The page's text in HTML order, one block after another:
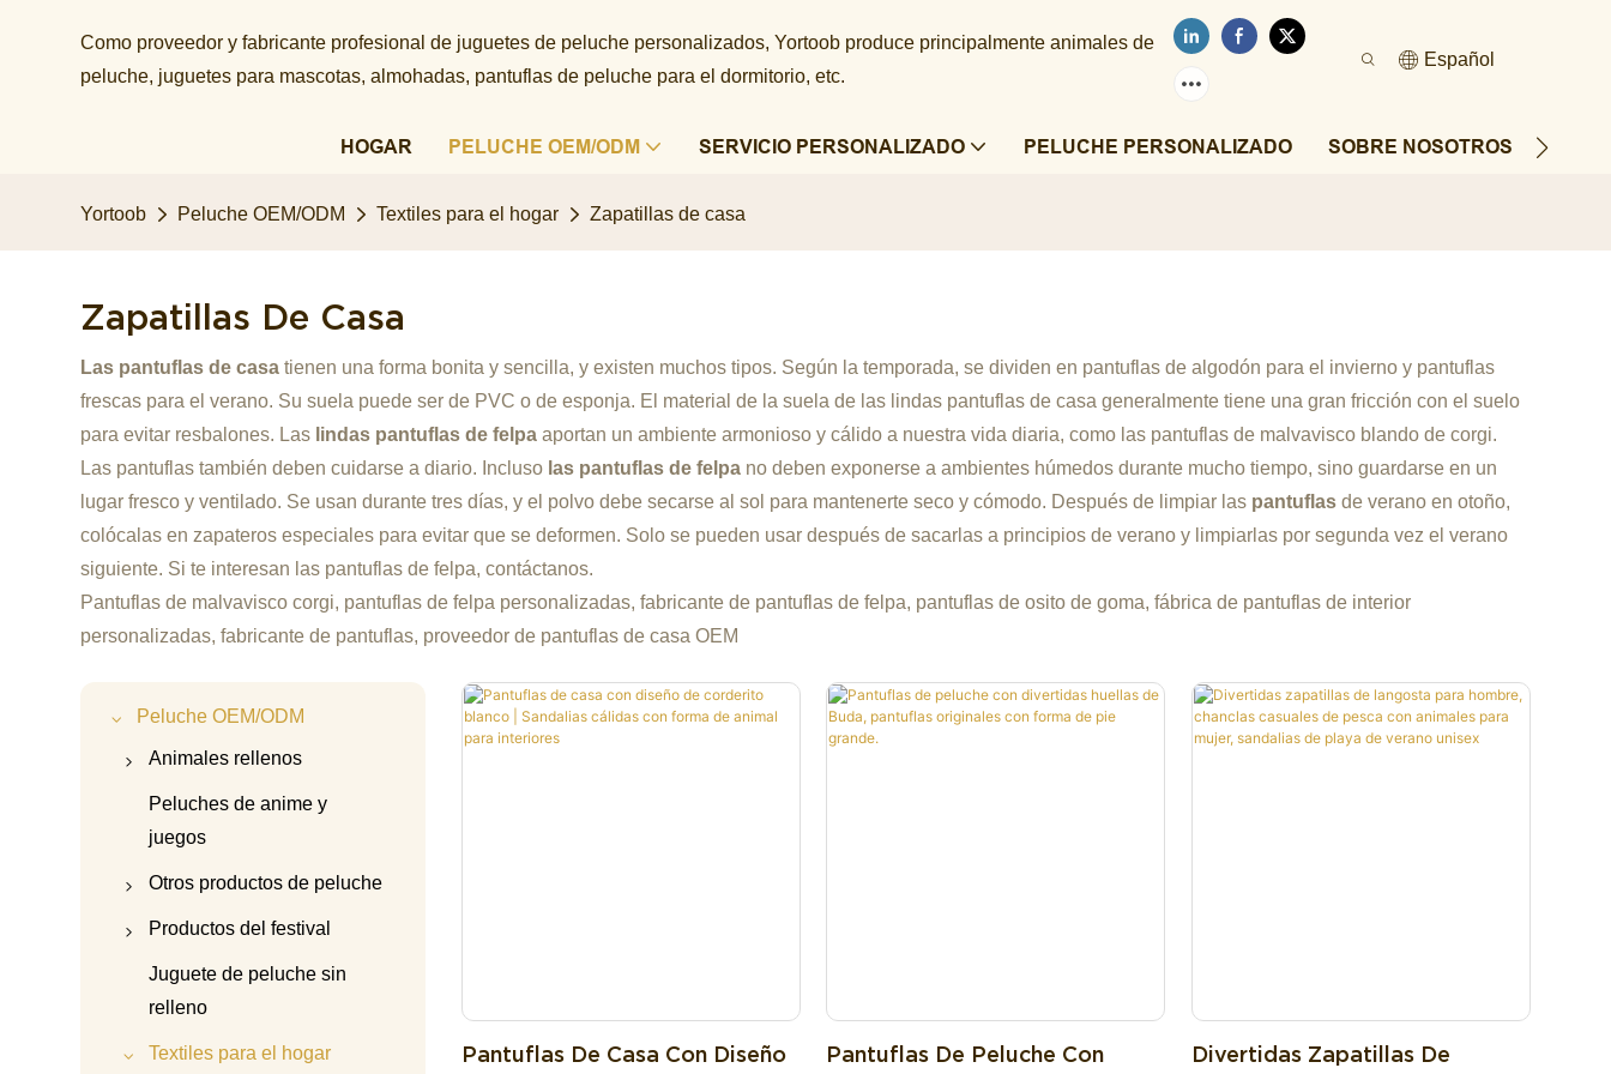
Como proveedor y fabricante profesional de juguetes de peluche personalizados, Yortoob produce principalmente animales de
peluche, juguetes para mascotas, almohadas, pantuflas de peluche para el dormitorio, etc.
Español
HOGAR PELUCHE OEM/ODM SERVICIO PERSONALIZADO PELUCHE PERSONALIZADO SOBRE NOSOTROS
Yortoob Peluche OEM/ODM Textiles para el hogar Zapatillas de casa
Zapatillas De Casa
Las pantuflas de casa tienen una forma bonita y sencilla, y existen muchos tipos. Según la temporada, se dividen en pantuflas de algodón para el invierno y pantuflas
frescas para el verano. Su suela puede ser de PVC o de esponja. El material de la suela de las lindas pantuflas de casa generalmente tiene una gran fricción con el suelo
para evitar resbalones. Las lindas pantuflas de felpa aportan un ambiente armonioso y cálido a nuestra vida diaria, como las pantuflas de malvavisco blando de corgi.
Las pantuflas también deben cuidarse a diario. Incluso las pantuflas de felpa no deben exponerse a ambientes húmedos durante mucho tiempo, sino guardarse en un
lugar fresco y ventilado. Se usan durante tres días, y el polvo debe secarse al sol para mantenerte seco y cómodo. Después de limpiar las pantuflas de verano en otoño,
colócalas en zapateros especiales para evitar que se deformen. Solo se pueden usar después de sacarlas a principios de verano y limpiarlas por segunda vez el verano
siguiente. Si te interesan las pantuflas de felpa, contáctanos.
Pantuflas de malvavisco corgi, pantuflas de felpa personalizadas, fabricante de pantuflas de felpa, pantuflas de osito de goma, fábrica de pantuflas de interior
personalizadas, fabricante de pantuflas, proveedor de pantuflas de casa OEM
Peluche OEM/ODM
Animales rellenos
Peluche de carpincho
Vaca de peluche de las
Tierras Altas
Panda de peluche
Peluche de unicornio
Peluche de ajolote
Gato de peluche
Peluches de anime y
juegos
Otros productos de peluche
Oso de peluche
Accesorios para
muñecos de peluche
Llavero de peluche
Productos del festival
Peluche navideño
Peluche de Halloween
Peluche de San
Juguete de peluche sin
relleno
Textiles para el hogar
Pantuflas De Casa Con Diseño
Pantuflas De Peluche Con
Divertidas Zapatillas De